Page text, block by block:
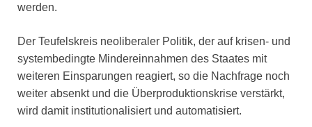
werden.
Der Teufelskreis neoliberaler Politik, der auf krisen- und
systembedingte Mindereinnahmen des Staates mit
weiteren Einsparungen reagiert, so die Nachfrage noch
weiter absenkt und die Überproduktionskrise verstärkt,
wird damit institutionalisiert und automatisiert.